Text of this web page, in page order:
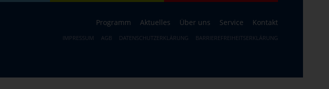
Programm Aktuelles Über uns Service Kontakt
IMPRESSUM AGB DATENSCHUTZERKLÄRUNG BARRIEREFREIHEITSERKLÄRUNG